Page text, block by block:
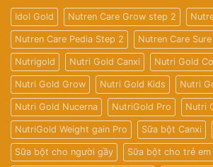
Idol Gold Nutren Care Grow step 2
Nutren Care Pedia Step 2 Nutren Care Sure
Nutrigold Nutri Gold Canxi Nutri Gold
Nutri Gold Grow Nutri Gold Kids Nutri
Nutri Gold Nucerna NutriGold Pro Nutri
NutriGold Weight gain Pro Sữa bột Canxi
Sữa bột cho người gầy Sữa bột cho trẻ em